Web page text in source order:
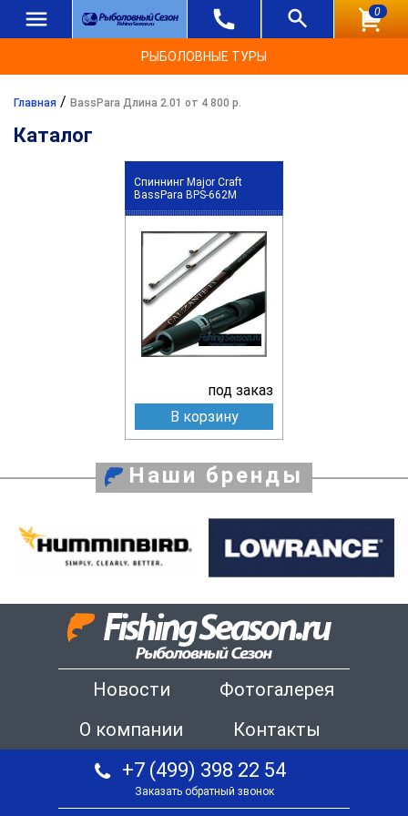
0
РЫБОЛОВНЫЕ ТУРЫ
Главная / BassPara Длина 2.01 от 4 800 р.
Каталог
Спиннинг Major Craft
BassPara BPS-662M
под заказ
В корзину
Наши бренды
Новости
Фотогалерея
О компании
Контакты
+7 (499) 398 22 54
Заказать обратный звонок